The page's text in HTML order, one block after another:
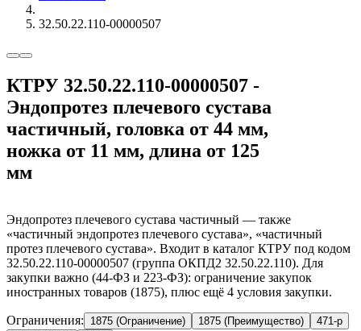
32.50.22.110-00000507
КТРУ 32.50.22.110-00000507 -
Эндопротез плечевого сустава
частичный, головка от 44 мм,
ножка от 11 мм, длина от 125
мм
Эндопротез плечевого сустава частичный — также
«частичный эндопротез плечевого сустава», «частичный
протез плечевого сустава». Входит в каталог КТРУ под кодом
32.50.22.110-00000507 (группа ОКПД2 32.50.22.110). Для
закупки важно (44-ФЗ и 223-ФЗ): ограничение закупок
иностранных товаров (1875), плюс ещё 4 условия закупки.
Ограничения: 1875 (Ограничение) 1875 (Преимущество)
471-р